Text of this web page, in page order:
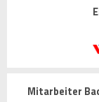
Mitarbeiter